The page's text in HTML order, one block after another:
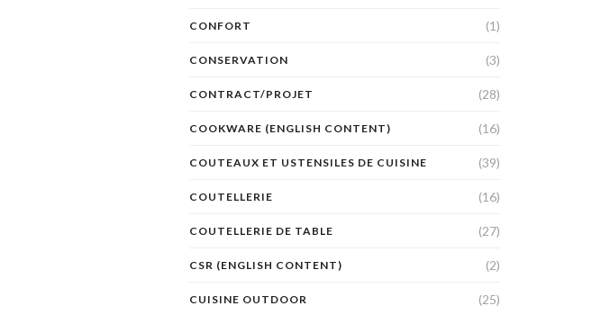
CONFORT (1)
CONSERVATION (3)
CONTRACT/PROJET (28)
COOKWARE (ENGLISH CONTENT) (16)
COUTEAUX ET USTENSILES DE CUISINE (39)
COUTELLERIE (16)
COUTELLERIE DE TABLE (27)
CSR (ENGLISH CONTENT) (2)
CUISINE OUTDOOR (25)